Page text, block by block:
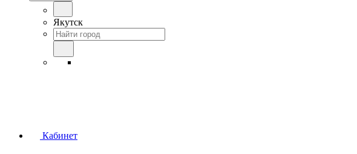
Якутск
Кабинет